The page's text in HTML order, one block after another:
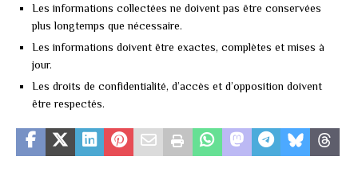
Les informations collectées ne doivent pas être conservées
plus longtemps que nécessaire.
Les informations doivent être exactes, complètes et mises à
jour.
Les droits de confidentialité, d’accès et d’opposition doivent
être respectés.